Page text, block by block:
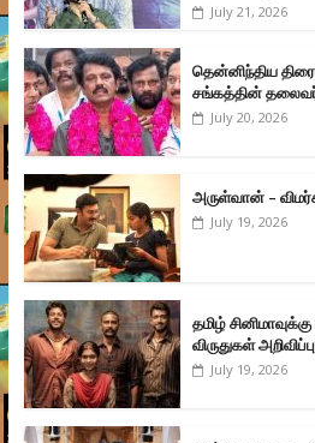
July 21, 2026
தென்னிந்திய
சங்கத்தின்
July 20, 2026
அருள்வான் –
July 19, 2026
தமிழ்
விருதுகள்
July 19, 2026